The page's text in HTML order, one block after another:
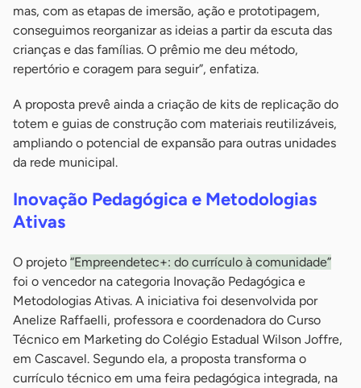
mas, com as etapas de imersão, ação e prototipagem,
conseguimos reorganizar as ideias a partir da escuta das
crianças e das famílias. O prêmio me deu método,
repertório e coragem para seguir”, enfatiza.
A proposta prevê ainda a criação de kits de replicação do
totem e guias de construção com materiais reutilizáveis,
ampliando o potencial de expansão para outras unidades
da rede municipal.
Inovação Pedagógica e Metodologias
Ativas
O projeto “Empreendetec+: do currículo à comunidade”
foi o vencedor na categoria Inovação Pedagógica e
Metodologias Ativas. A iniciativa foi desenvolvida por
Anelize Raffaelli, professora e coordenadora do Curso
Técnico em Marketing do Colégio Estadual Wilson Joffre,
em Cascavel. Segundo ela, a proposta transforma o
currículo técnico em uma feira pedagógica integrada, na